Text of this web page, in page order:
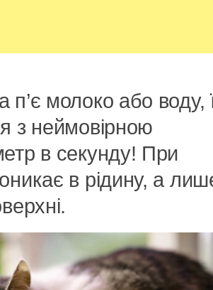
молоко або воду,
з неймовірною
в секунду! При
в рідину, а